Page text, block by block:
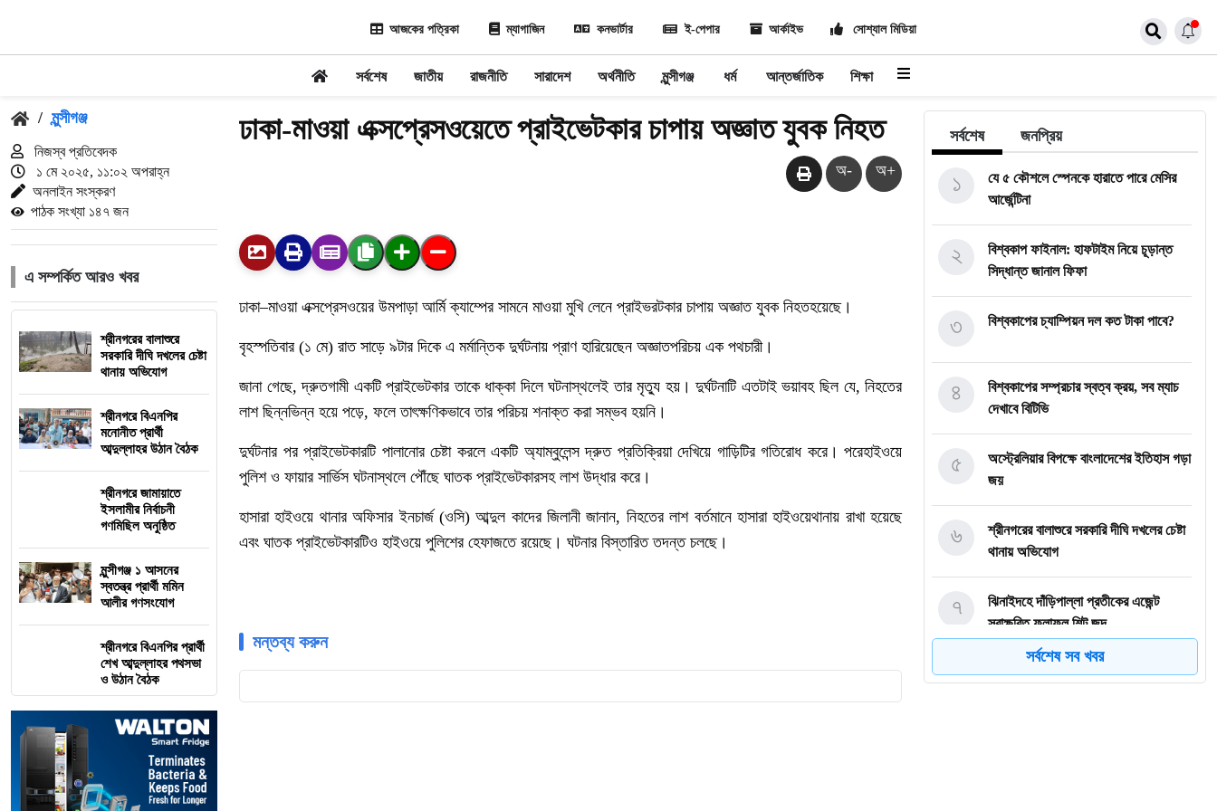
আজকের পত্রিকা ম্যাগাজিন কনভার্টার ই-পেপার আর্কাইভ সোশ্যাল মিডিয়া
সর্বশেষ জাতীয় রাজনীতি সারাদেশ অর্থনীতি মুন্সীগঞ্জ ধর্ম আন্তর্জাতিক শিক্ষা
/ মুন্সীগঞ্জ
নিজস্ব প্রতিবেদক
১ মে ২০২৫, ১১:০২ অপরাহ্ন
অনলাইন সংস্করণ
পাঠক সংখ্যা ১৪৭ জন
এ সম্পর্কিত আরও খবর
শ্রীনগরের বালাশুরে
সরকারি দীঘি দখলের চেষ্টা
থানায় অভিযোগ
শ্রীনগরে বিএনপির
মনোনীত প্রার্থী
আব্দুল্লাহর উঠান বৈঠক
শ্রীনগরে জামায়াতে
ইসলামীর নির্বাচনী
গণমিছিল অনুষ্ঠিত
মুন্সীগঞ্জ ১ আসনের
স্বতন্ত্র প্রার্থী মমিন
আলীর গণসংযোগ
শ্রীনগরে বিএনপির প্রার্থী
শেখ আব্দুল্লাহর পথসভা
ও উঠান বৈঠক
ঢাকা-মাওয়া এক্সপ্রেসওয়েতে প্রাইভেটকার চাপায় অজ্ঞাত যুবক নিহত
অ- অ+
ঢাকা–মাওয়া এক্সপ্রেসওয়ের উমপাড়া আর্মি ক্যাম্পের সামনে মাওয়া মুখি লেনে প্রাইভরটকার চাপায় অজ্ঞাত যুবক নিহতহয়েছে।
বৃহস্পতিবার(১ মে) রাত সাড়ে ৯টার দিকে এ মর্মান্তিক দুর্ঘটনায় প্রাণ হারিয়েছেন অজ্ঞাতপরিচয় এক পথচারী।
জানা গেছে,দ্রুতগামী একটি প্রাইভেটকার তাকে ধাক্কা দিলে ঘটনাস্থলেই তার মৃত্যু হয়। দুর্ঘটনাটি এতটাই ভয়াবহ ছিল যে,নিহতের
লাশ ছিন্নভিন্ন হয়ে পড়ে, ফলে তাৎক্ষণিকভাবে তার পরিচয় শনাক্ত করা সম্ভব হয়নি।
দুর্ঘটনার পর প্রাইভেটকারটি পালানোর চেষ্টা করলে একটি অ্যাম্বুলেন্স দ্রুত প্রতিক্রিয়া দেখিয়ে গাড়িটির গতিরোধ করে। পরেহাইওয়ে
পুলিশ ও ফায়ার সার্ভিস ঘটনাস্থলে পৌঁছে ঘাতক প্রাইভেটকারসহ লাশ উদ্ধার করে।
হাসারা হাইওয়ে থানার অফিসার ইনচার্জ(ওসি)আব্দুল কাদের জিলানী জানান, নিহতের লাশ বর্তমানে হাসারা হাইওয়েথানায় রাখা হয়েছে
এবং ঘাতক প্রাইভেটকারটিও হাইওয়ে পুলিশের হেফাজতে রয়েছে। ঘটনার বিস্তারিত তদন্ত চলছে।
মন্তব্য করুন
সর্বশেষ জনপ্রিয়
যে ৫ কৌশলে স্পেনকে হারাতে পারে মেসির
আর্জেন্টিনা
১
বিশ্বকাপ ফাইনাল: হাফটাইম নিয়ে চূড়ান্ত
সিদ্ধান্ত জানাল ফিফা
২
বিশ্বকাপের চ্যাম্পিয়ন দল কত টাকা পাবে?
৩
বিশ্বকাপের সম্প্রচার স্বত্ব ক্রয়, সব ম্যাচ
দেখাবে বিটিভি
৪
অস্ট্রেলিয়ার বিপক্ষে বাংলাদেশের ইতিহাস গড়া
জয়
৫
শ্রীনগরের বালাশুরে সরকারি দীঘি দখলের চেষ্টা
থানায় অভিযোগ
৬
ঝিনাইদহে দাঁড়িপাল্লা প্রতীকের এজেন্ট
স্বাক্ষরিত ফলাফল শিট জব্দ
৭
ত্রয়োদশ জাতীয় নির্বাচন, শান্তিপূর্ণ ও
৮
সর্বশেষ সব খবর